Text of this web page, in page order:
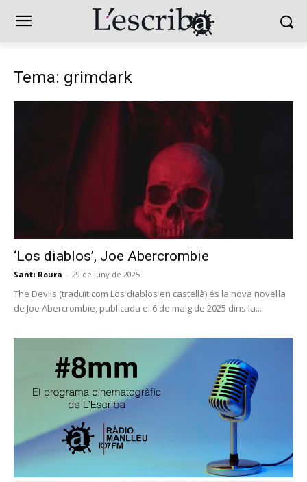
Tema: grimdark
‘Los diablos’, Joe Abercrombie
Santi Roura - 29 de juny de 2025
The Devils (traduït com Los diablos en castellà) és la nova novel·la
de Joe Abercrombie, publicada el 6 de maig de 2025 dins la...